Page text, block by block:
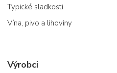
Typické sladkosti
Vína, pivo a lihoviny
Výrobci